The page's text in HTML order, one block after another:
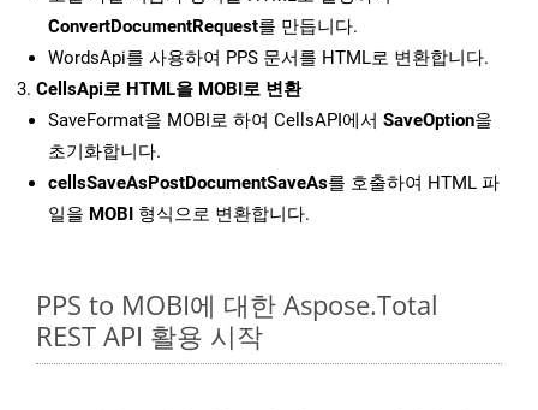
ConvertDocumentRequest를 만듭니다.
WordsApi를 사용하여 PPS 문서를 HTML로 변환합니다.
CellsApi로 HTML을 MOBI로 변환
SaveFormat을 MOBI로 하여 CellsAPI에서 SaveOption을
초기화합니다.
cellsSaveAsPostDocumentSaveAs를 호출하여 HTML 파
일을 MOBI 형식으로 변환합니다.
PPS to MOBI에 대한 Aspose.Total
REST API 활용 시작